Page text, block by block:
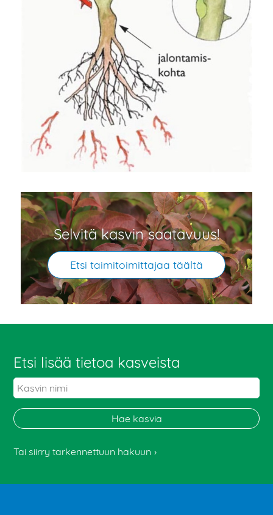
Selvitä kasvin saatavuus!
Etsi taimitoimittajaa täältä
Etsi lisää tietoa kasveista
Tai siirry tarkennettuun hakuun